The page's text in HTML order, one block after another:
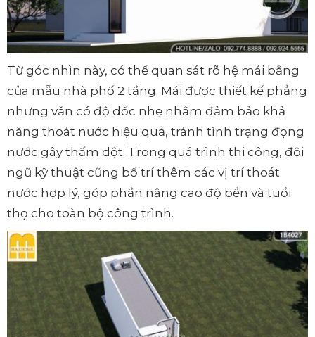
Từ góc nhìn này, có thể quan sát rõ hệ mái bằng
của mẫu nhà phố 2 tầng. Mái được thiết kế phẳng
nhưng vẫn có độ dốc nhẹ nhằm đảm bảo khả
năng thoát nước hiệu quả, tránh tình trạng đọng
nước gây thấm dột. Trong quá trình thi công, đội
ngũ kỹ thuật cũng bố trí thêm các vị trí thoát
nước hợp lý, góp phần nâng cao độ bền và tuổi
thọ cho toàn bộ công trình.